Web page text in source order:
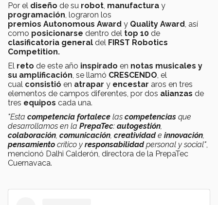
Por el diseño de su robot manufactura y
programación , lograron los
premios Autonomous Award y Quality Award , así
como posicionarse dentro del top 10 de
clasificatoria general del FIRST Robotics
Competition.
El reto de este año inspirado en notas musicales y
su amplificación , se llamó CRESCENDO , el
cual consistió en atrapar y encestar aros en tres
elementos de campos diferentes, por dos alianzas de
tres equipos cada una.
"Esta competencia fortalece las competencias que
desarrollamos en la PrepaTec: autogestión
colaboración comunicación creatividade innovación
pensamiento crítico y responsabilidadpersonal y social"
mencionó Dalhi Calderón, directora de la PrepaTec
Cuernavaca.